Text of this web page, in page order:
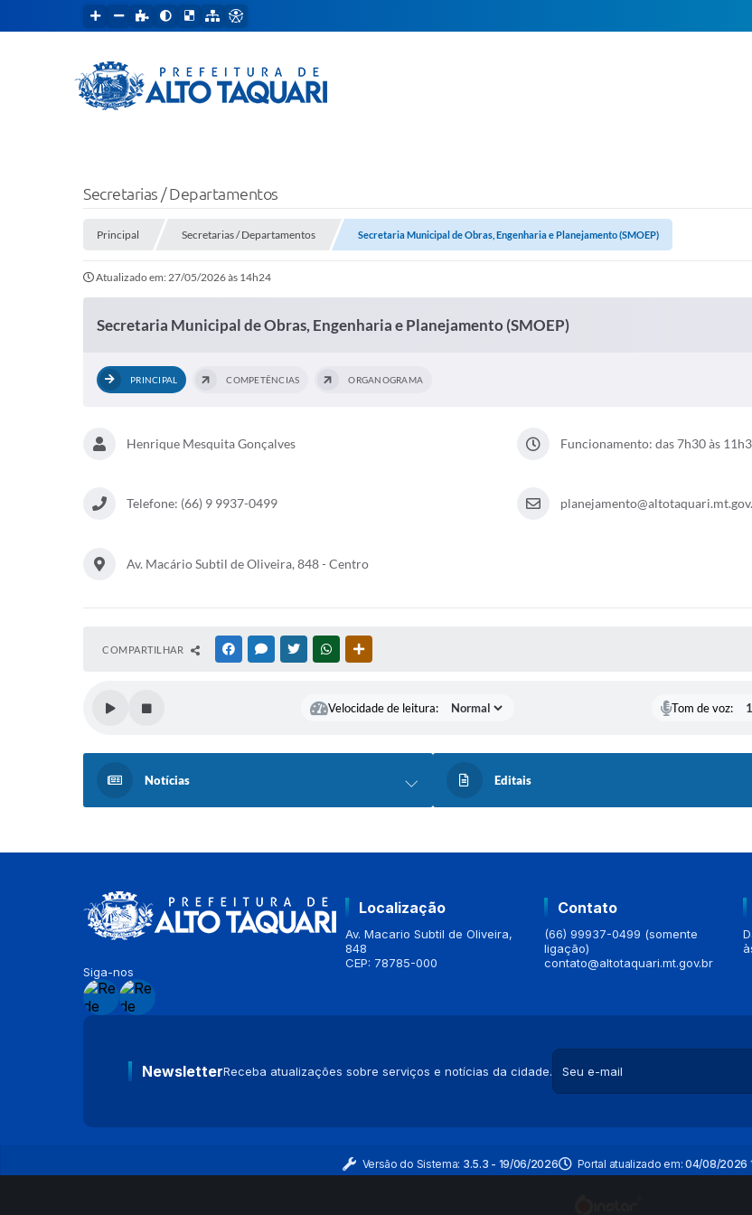
Secretarias / Departamentos
Principal Secretarias / Departamentos Secretaria Municipal de Obras, Engenharia e Planejamento (SMOEP)
Atualizado em: 27/05/2026 às 14h24
Secretaria Municipal de Obras, Engenharia e Planejamento (SMOEP)
PRINCIPAL COMPETÊNCIAS ORGANOGRAMA
Henrique Mesquita Gonçalves Funcionamento: das 7h30 às
Telefone: (66) 9 9937-0499
Av. Macário Subtil de Oliveira, 848 - Centro
COMPARTILHAR FACEBOOKMESSENGER
TWITTERWHATSAPP
Velocidade de leitura: Tom de voz:
Notícias Editais
Siga-nos
Localização
Av. Macario Subtil de Oliveira,
848
CEP: 78785-000
Contato
(66) 99937-0499 (somente
ligação)
contato@altotaquari.mt.gov.br
NewsletterReceba atualizações sobre serviços e notícias da cidade.
Versão do Sistema: 3.5.3 - 19/06/2026 Portal atualizado em:04/08/2026